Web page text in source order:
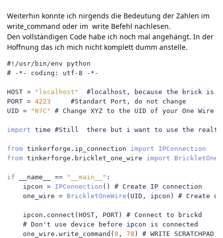
Weiterhin konnte ich nirgends die Bedeutung der Zahlen im
write_command oder im write Befehl nachlesen.
Den vollständigen Code habe ich noch mal angehängt. In der
Hoffnung das ich mich nicht komplett dumm anstelle.
#!/usr/bin/env python
# -*- coding: utf-8 -*-
HOST = "localhost"
#localhost, because the brick is
PORT = 4223
#Standart Port, do not change
UID = "N7C" # Change XYZ to the UID of your One Wire
import time #Still  there but i want to use the
from tinkerforge . ip_connection import
IPConnection
from tinkerforge . bricklet_one_wire import
if __name__ == "__main__" :
    ipcon
= IPConnection ()
# Create IP connection
    one_wire
= BrickletOneWire ( UID , ipcon ) # Create
    ipcon
. connect (HOST , PORT)
# Connect to brickd
# Don't use device before ipcon is connected
    one_wire
. write_command (0 , 78 )
# WRITE SCRATCHPAD